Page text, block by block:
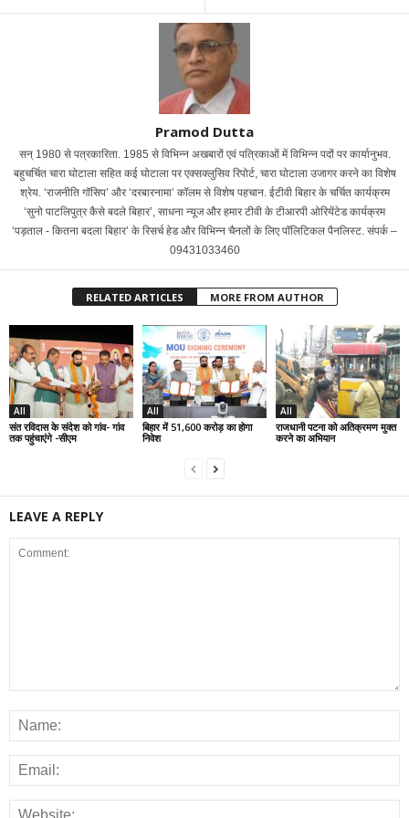
Pramod Dutta
सन् 1980 से पत्रकारिता. 1985 से विभिन्न अखबारों एवं पत्रिकाओं में विभिन्न पदों पर कार्यानुभव.
बहुचर्चित चारा घोटाला सहित कई घोटाला पर एक्सक्लुसिव रिपोर्ट, चारा घोटाला उजागर करने का विशेष
श्रेय. ‘राजनीति गॉसिप’ और ‘दरबारनामा’ कॉलम से विशेष पहचान. ईटीवी बिहार के चर्चित कार्यक्रम
‘सुनो पाटलिपुत्र कैसे बदले बिहार’, साधना न्यूज और हमार टीवी के टीआरपी ओरियेंटेड कार्यक्रम
‘पड़ताल - कितना बदला बिहार’ के रिसर्च हेड और विभिन्न चैनलों के लिए पॉलिटिकल पैनलिस्ट. संपर्क –
09431033460
RELATED ARTICLES MORE FROM AUTHOR
All
संत रविदास के संदेश को गांव- गांव
तक पहुंचाएंगे -सीएम
All
बिहार में 51,600 करोड़ का होगा
निवेश
All
राजधानी पटना को अतिक्रमण मुक्त
करने का अभियान
LEAVE A REPLY